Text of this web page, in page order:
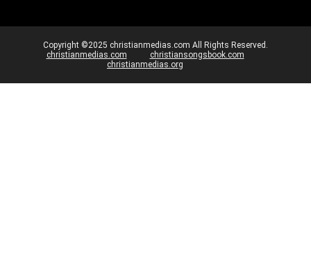
Copyright ©2025 christianmedias.com All Rights Reserved.
christianmedias.com
christiansongsbook.com
christianmedias.org